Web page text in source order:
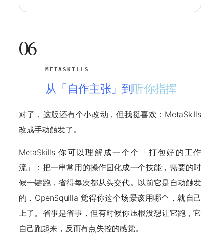
06
METASKILLS
从「自作主张」到 听你指挥
对了，这版还有个小改动，但我挺喜欢：MetaSkills
改成手动触发了。
MetaSkills 你可以理解成一个个「打包好的工作
流」：把一串常用的操作固化成一个技能，需要的时
候一键跑，省得每次都从头交代。以前它是 自动触发
的，OpenSquilla 觉得你这个场景该用哪个，就自己
上了。省事是省事，但有时候你压根没想让它跑，它
自己跑起来，反而有点失控的感觉。